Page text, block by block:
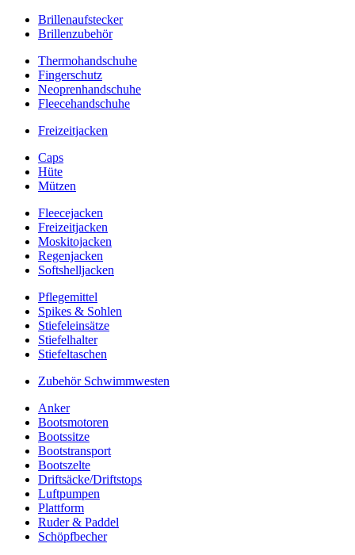
Brillenaufstecker
Brillenzubehör
Thermohandschuhe
Fingerschutz
Neoprenhandschuhe
Fleecehandschuhe
Freizeitjacken
Caps
Hüte
Mützen
Fleecejacken
Freizeitjacken
Moskitojacken
Regenjacken
Softshelljacken
Pflegemittel
Spikes & Sohlen
Stiefeleinsätze
Stiefelhalter
Stiefeltaschen
Zubehör Schwimmwesten
Anker
Bootsmotoren
Bootssitze
Bootstransport
Bootszelte
Driftsäcke/Driftstops
Luftpumpen
Plattform
Ruder & Paddel
Schöpfbecher